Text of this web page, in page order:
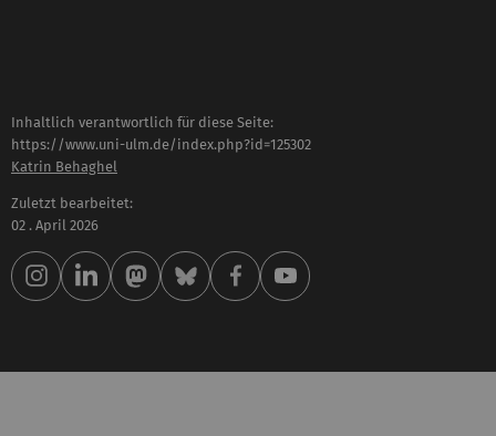
Inhaltlich verantwortlich für diese Seite:
https://www.uni-ulm.de/index.php?id=125302
Katrin Behaghel
Zuletzt bearbeitet:
02 . April 2026